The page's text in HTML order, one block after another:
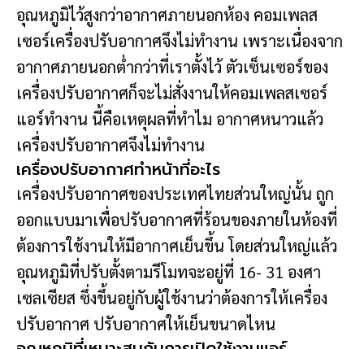
อุณหภูมิไว้สูงกว่าอากาศภายนอกห้อง คอมเพลส
เซอร์เครื่องปรับอากาศจึงไม่ทำงาน เพราะเนื่องจาก
อากาศภายนอกต่ำกว่าที่เราตั้งไว้ ตัวเซ็นเซอร์ของ
เครื่องปรับอากาศก็จะไม่สั่งงานให้คอมเพลสเซอร์
แอร์ทำงาน นี้คือเหตุผลที่ทำไม อากาศหนาวแล้ว
เครื่องปรับอากาศจึงไม่ทำงาน
เครื่องปรับอากาศทำหน้าที่อะไร
เครื่องปรับอากาศของประเทศไทยส่วนใหญ่นั้น ถูก
ออกแบบมาเพื่อปรับอากาศที่ร้อนของภายในห้องที่
ต้องการใช้งานให้มีอากาศเย็นขึ้น โดยส่วนใหญ่แล้ว
อุณหภูมิที่ปรับตั้งตามรีโมทจะอยู่ที่ 16- 31 องศา
เซลเซียส ซึ่งขึ้นอยู่กับผู้ใช้งานว่าต้องการให้เครื่อง
ปรับอากาศ ปรับอากาศให้เย็นขนาดไหน